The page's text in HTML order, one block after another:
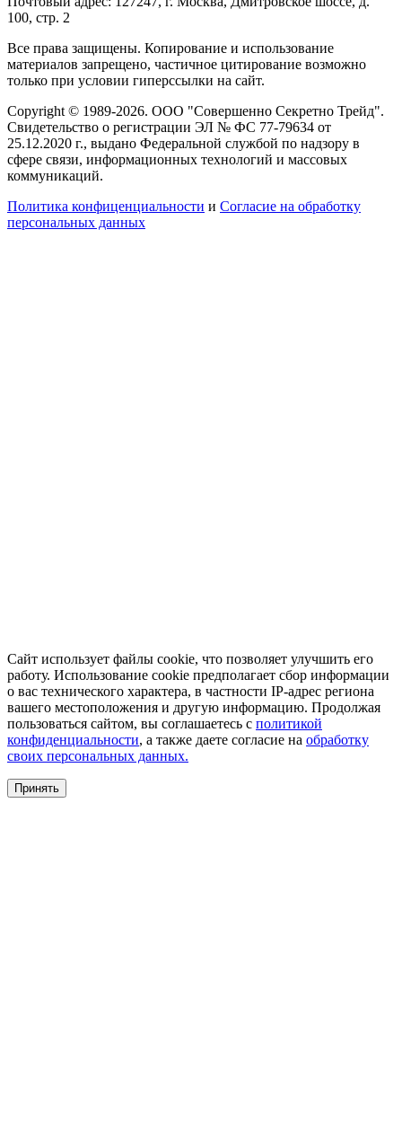
100, стр. 2
Все права защищены. Копирование и использование
материалов запрещено, частичное цитирование возможно
только при условии гиперссылки на сайт.
Copyright © 1989-2026. ООО "Совершенно Секретно Трейд".
Свидетельство о регистрации ЭЛ № ФС 77-79634 от
25.12.2020 г., выдано Федеральной службой по надзору в
сфере связи, информационных технологий и массовых
коммуникаций.
Политика конфиценциальности и Согласие на обработку
персональных данных
Сайт использует файлы cookie, что позволяет улучшить его
работу. Использование cookie предполагает сбор информации
о вас технического характера, в частности IP-адрес региона
вашего местоположения и другую информацию. Продолжая
пользоваться сайтом, вы соглашаетесь с политикой
конфиденциальности, а также даете согласие на обработку
своих персональных данных.
Принять